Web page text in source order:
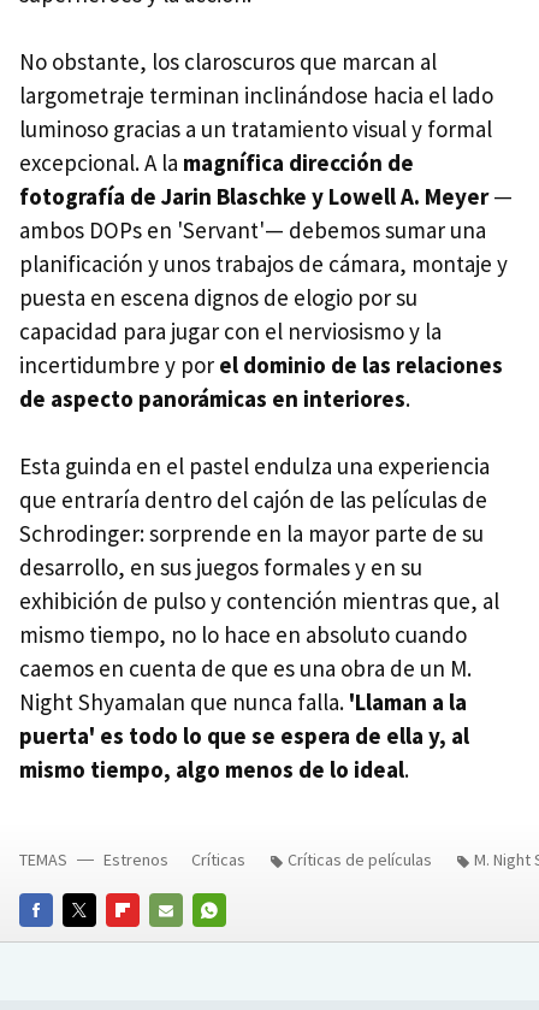
No obstante, los claroscuros que marcan al
largometraje terminan inclinándose hacia el lado
luminoso gracias a un tratamiento visual y formal
excepcional. A la magnífica dirección de
fotografía de Jarin Blaschke y Lowell A. Meyer—
ambos DOPs en 'Servant'— debemos sumar una
planificación y unos trabajos de cámara, montaje y
puesta en escena dignos de elogio por su
capacidad para jugar con el nerviosismo y la
incertidumbre y por el dominio de las relaciones
de aspecto panorámicas en interiores.
Esta guinda en el pastel endulza una experiencia
que entraría dentro del cajón de las películas de
Schrodinger: sorprende en la mayor parte de su
desarrollo, en sus juegos formales y en su
exhibición de pulso y contención mientras que, al
mismo tiempo, no lo hace en absoluto cuando
caemos en cuenta de que es una obra de un M.
Night Shyamalan que nunca falla. 'Llaman a la
puerta' es todo lo que se espera de ella y, al
mismo tiempo, algo menos de lo ideal.
FACEBOOKTWITTERFLIPBOARD
E-
WHATSAPP
TEMAS Estrenos Críticas Críticas de películas M. Night